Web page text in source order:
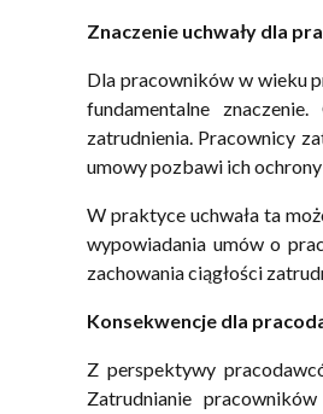
Znaczenie uchwały dla
Dla pracowników w wieku
fundamentalne
zatrudnienia. Pracownicy
umowy pozbawi ich
W praktyce uchwała ta
wypowiadania umów o
zachowania ciągłości
Konsekwencje dla
Z perspektywy
Zatrudnianie